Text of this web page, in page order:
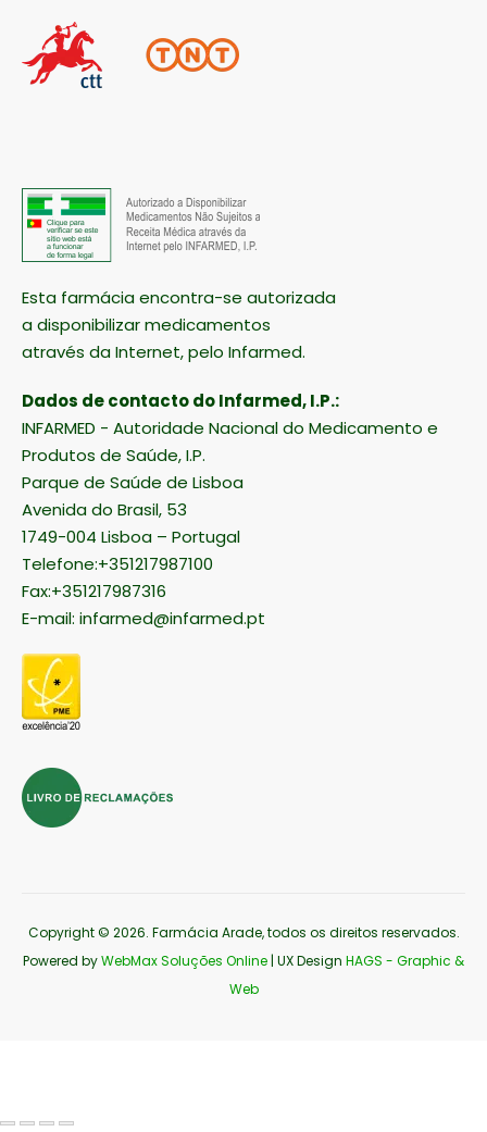
Esta farmácia encontra-se autorizada
a disponibilizar medicamentos
através da Internet, pelo Infarmed.
Dados de contacto do Infarmed, I.P.:
INFARMED - Autoridade Nacional do Medicamento e
Produtos de Saúde, I.P.
Parque de Saúde de Lisboa
Avenida do Brasil, 53
1749-004 Lisboa – Portugal
Telefone:+351217987100
Fax:+351217987316
E-mail: infarmed@infarmed.pt
Copyright © 2026. Farmácia Arade, todos os direitos reservados.
Powered byWebMax Soluções Online | UX Design HAGS - Graphic &
Web